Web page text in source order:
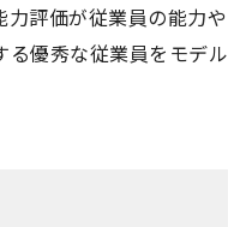
評価が従業員の能力や
優秀な従業員をモデル